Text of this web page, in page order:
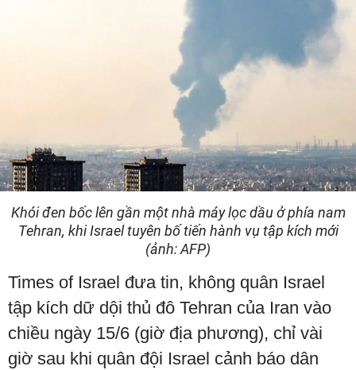
Khói đen bốc lên gần một nhà máy lọc dầu ở phía nam
Tehran, khi Israel tuyên bố tiến hành vụ tập kích mới
(ảnh: AFP)
Times of Israel đưa tin, không quân Israel
tập kích dữ dội thủ đô Tehran của Iran vào
chiều ngày 15/6 (giờ địa phương), chỉ vài
giờ sau khi quân đội Israel cảnh báo dân